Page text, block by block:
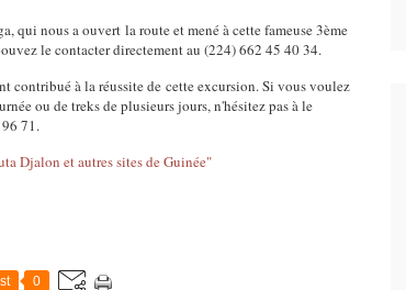
qui nous a ouvert la route et mené à cette fameuse 3ème
le contacter directement au (224) 662 45 40 34.
contribué à la réussite de cette excursion. Si vous voulez
ou de treks de plusieurs jours, n'hésitez pas à le
71.
Djalon et autres sites de Guinée"
0